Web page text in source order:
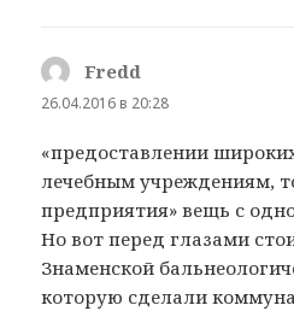
Fredd
26.04.2016 в 20:28
«предоставлении
лечебным учреждениям,
предприятия» вещь с
Но вот перед глазами
Знаменской
которую сделали